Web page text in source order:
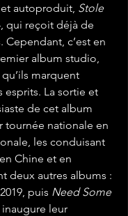
autoproduit, Stole
qui reçoit déjà de
Cependant, c’est en
album studio,
, qu’ils marquent
esprits. La sortie et
de cet album
tournée nationale en
les conduisant
Chine et en
deux autres albums :
puis Need Some
leur